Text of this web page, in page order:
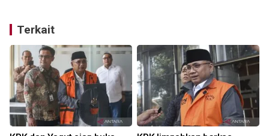
Terkait